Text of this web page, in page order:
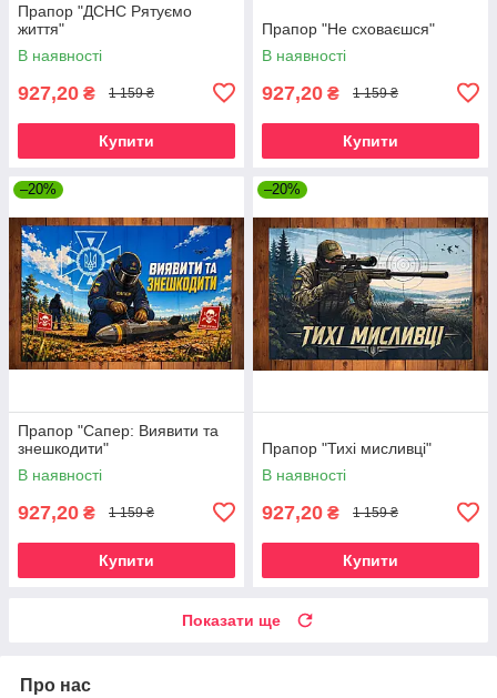
Прапор "ДСНС Рятуємо
життя"
В наявності
927,20 ₴ 1 159 ₴
Купити
Прапор "Не сховаєшся"
В наявності
927,20 ₴ 1 159 ₴
Купити
–20%
Прапор "Сапер: Виявити та
знешкодити"
В наявності
927,20 ₴ 1 159 ₴
Купити
–20%
Прапор "Тихі мисливці"
В наявності
927,20 ₴ 1 159 ₴
Купити
Показати ще
Про нас